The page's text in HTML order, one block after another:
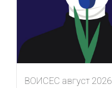
ВОИСЕС август 2026